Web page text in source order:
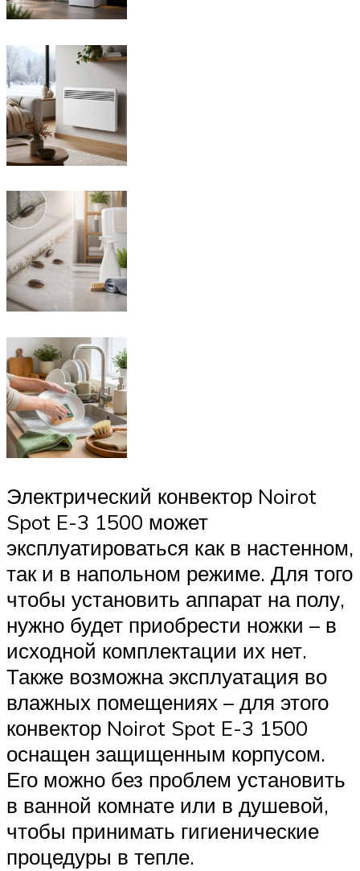
Электрический конвектор Noirot
Spot E-3 1500 может
эксплуатироваться как в настенном,
так и в напольном режиме. Для того
чтобы установить аппарат на полу,
нужно будет приобрести ножки – в
исходной комплектации их нет.
Также возможна эксплуатация во
влажных помещениях – для этого
конвектор Noirot Spot E-3 1500
оснащен защищенным корпусом.
Его можно без проблем установить
в ванной комнате или в душевой,
чтобы принимать гигиенические
процедуры в тепле.